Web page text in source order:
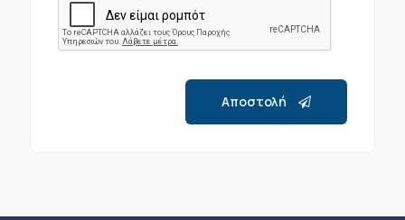
Αποστολή